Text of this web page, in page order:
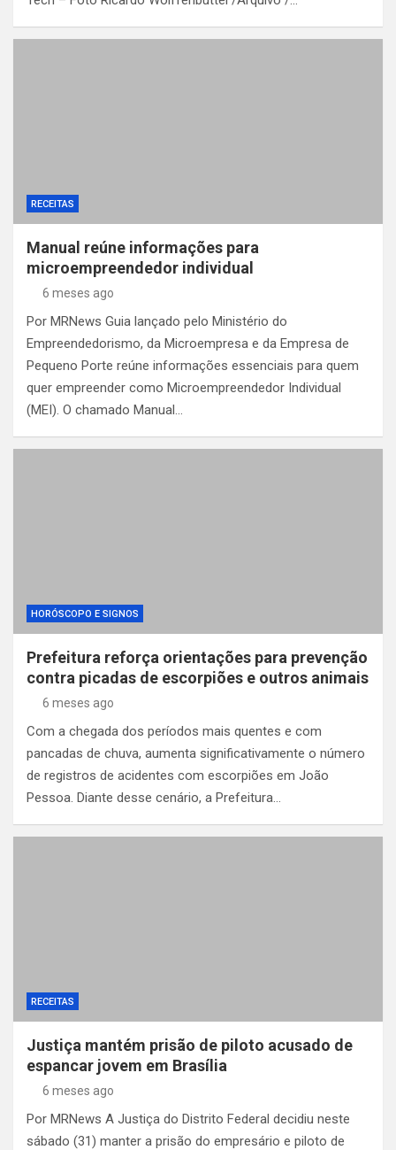
RECEITAS
Manual reúne informações para
microempreendedor individual
6 meses ago
Por MRNews Guia lançado pelo Ministério do
Empreendedorismo, da Microempresa e da Empresa de
Pequeno Porte reúne informações essenciais para quem
quer empreender como Microempreendedor Individual
(MEI). O chamado Manual…
HORÓSCOPO E SIGNOS
Prefeitura reforça orientações para prevenção
contra picadas de escorpiões e outros animais
6 meses ago
Com a chegada dos períodos mais quentes e com
pancadas de chuva, aumenta significativamente o número
de registros de acidentes com escorpiões em João
Pessoa. Diante desse cenário, a Prefeitura…
RECEITAS
Justiça mantém prisão de piloto acusado de
espancar jovem em Brasília
6 meses ago
Por MRNews A Justiça do Distrito Federal decidiu neste
sábado (31) manter a prisão do empresário e piloto de